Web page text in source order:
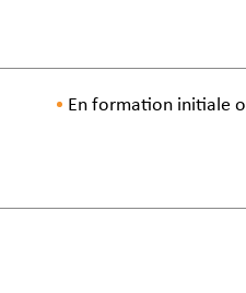
En formation initiale